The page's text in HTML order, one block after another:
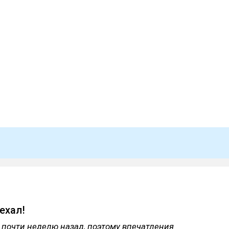
неделю назад, поэтому впечатления